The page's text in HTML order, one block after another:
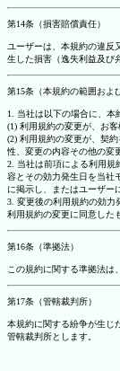
第14条（損害賠償責任）
ユーザーは、本規約の違反
生した損害（逸失利益及び
第15条（本規約の範囲およ
1. 当社は以下の場合に、本
(1) 利用規約の変更が、お
(2) 利用規約の変更が、契
性、変更の内容その他の変
2. 当社は前項による利用規
容とその効力発生日を当社
に掲示し、またはユーザー
3. 変更後の利用規約の効力
利用規約の変更に同意した
第16条（準拠法）
この規約に関する準拠法は
第17条（管轄裁判所）
本規約に関する紛争が生じ
管轄裁判所とします。